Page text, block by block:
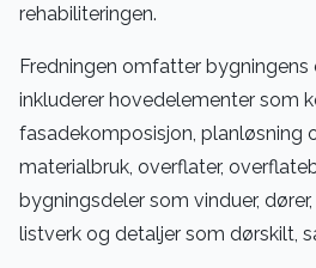
rehabiliteringen.
Fredningen omfatter bygningens
inkluderer hovedelementer som
fasadekomposisjon, planløsning
materialbruk, overflater,
bygningsdeler som vinduer,
listverk og detaljer som dørskilt,